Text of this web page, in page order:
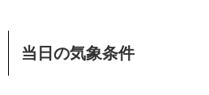
当日の気象条件